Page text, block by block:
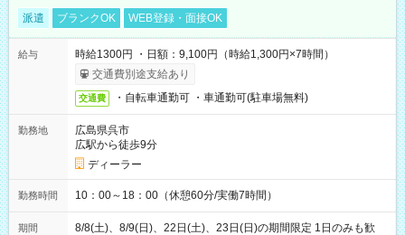
派遣 ブランクOK WEB登録・面接OK
給与
時給1300円 ・日額：9,100円（時給1,300円×7時間）
交通費別途支給あり
交通費 ・自転車通勤可 ・車通勤可(駐車場無料)
勤務地
広島県呉市
広駅から徒歩9分
ディーラー
勤務時間 10：00～18：00（休憩60分/実働7時間）
期間
8/8(土)、8/9(日)、22日(土)、23日(日)の期間限定 1日のみも歓